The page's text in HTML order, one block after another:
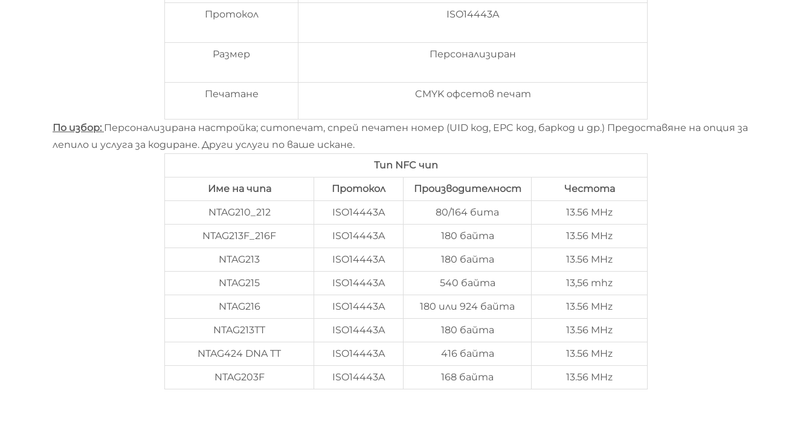
Протокол ISO14443A
Размер Персонализиран
Печатане CMYK офсетов печат
По избор: Персонализирана настройка; ситопечат, спрей печатен номер (UID код, EPC код, баркод и др.) Предоставяне на опция за
лепило и услуга за кодиране. Други услуги по ваше искане.
Тип NFC чип
Име на чипа Протокол Производителност Честота
NTAG210_212 ISO14443A 80/164 бита 13.56 MHz
NTAG213F_216F ISO14443A 180 байта 13.56 MHz
NTAG213 ISO14443A 180 байта 13.56 MHz
NTAG215 ISO14443A 540 байта 13,56 mhz
NTAG216 ISO14443A 180 или 924 байта 13.56 MHz
NTAG213TT ISO14443A 180 байта 13.56 MHz
NTAG424 DNA TT ISO14443A 416 байта 13.56 MHz
NTAG203F ISO14443A 168 байта 13.56 MHz